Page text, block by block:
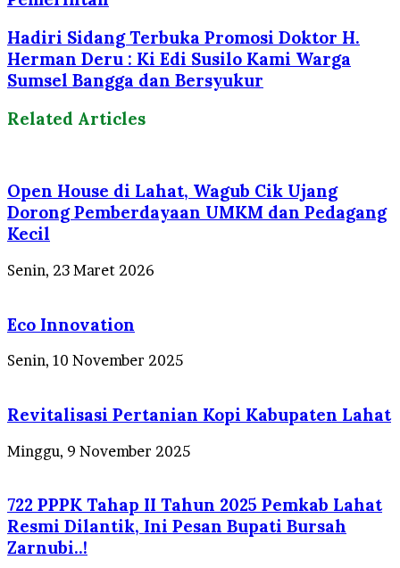
Hadiri Sidang Terbuka Promosi Doktor H.
Herman Deru : Ki Edi Susilo Kami Warga
Sumsel Bangga dan Bersyukur
Related Articles
Open House di Lahat, Wagub Cik Ujang
Dorong Pemberdayaan UMKM dan Pedagang
Kecil
Senin, 23 Maret 2026
Eco Innovation
Senin, 10 November 2025
Revitalisasi Pertanian Kopi Kabupaten Lahat
Minggu, 9 November 2025
722 PPPK Tahap II Tahun 2025 Pemkab Lahat
Resmi Dilantik, Ini Pesan Bupati Bursah
Zarnubi..!